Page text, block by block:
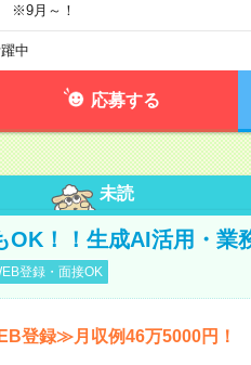
※9月～！
中
応募する
未読
OK！！生成AI活用・業
登録・面接OK
登録≫月収例46万5000円！